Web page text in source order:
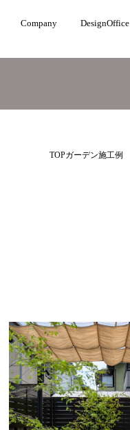
Company DesignOffice
TOPガーデン施工例